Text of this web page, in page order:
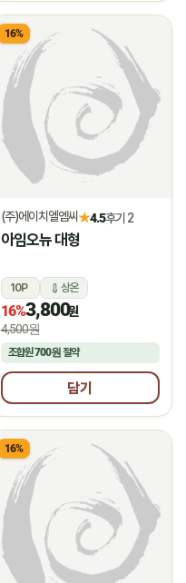
16%
(주)에이치엘엠씨★4.5후기 2
아임오뉴 대형
10P 상온
16%3,800원
4,500원
조합원700원절약
담기
16%